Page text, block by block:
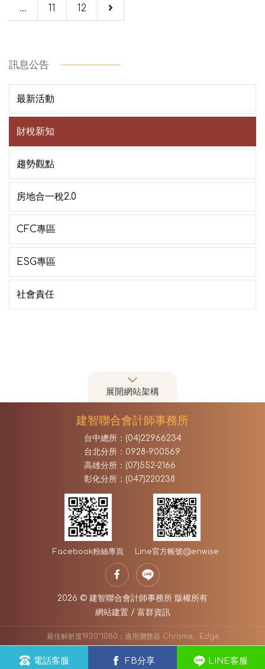
... 11 12
訊息公告
最新活動
財稅新知
趨勢觀點
房地合一稅2.0
CFC專區
ESG專區
社會責任
展開網站架構
建智聯合會計師事務所
台中總所：(04)22966234
台北分所：0928-900569
高雄分所：(07)552-2166
彰化分所：(047)220238
Facebook粉絲專頁 Line官方帳號@enwise
2026 © 建智聯合會計師事務所 版權所有
網站建置 / 富群資訊
最佳解析度1920*1080；適用瀏覽器 Chrome、Edge
電話客服 FB分享 LINE客服